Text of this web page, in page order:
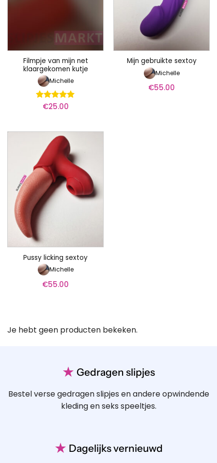
Filmpje van mijn net
klaargekomen kutje
Michelle
Waardering
€25.00
Mijn gebruikte sextoy
Michelle
€55.00
Pussy licking sextoy
Michelle
€55.00
Je hebt geen producten bekeken.
★ Gedragen slipjes
Bestel verse gedragen slipjes en andere opwindende
kleding en seks speeltjes.
★ Dagelijks vernieuwd